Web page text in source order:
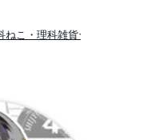
こ・理科雑貨★